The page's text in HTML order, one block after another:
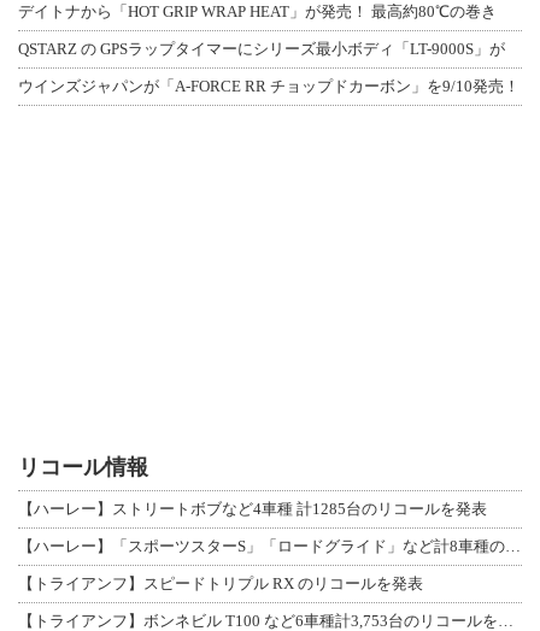
デイトナから「HOT GRIP WRAP HEAT」が発売！ 最高約80℃の巻き
QSTARZ の GPSラップタイマーにシリーズ最小ボディ「LT-9000S」が
ウインズジャパンが「A-FORCE RR チョップドカーボン」を9/10発売！
リコール情報
【ハーレー】ストリートボブなど4車種 計1285台のリコールを発表
【トライアンフ】スピードトリプル RX のリコールを発表